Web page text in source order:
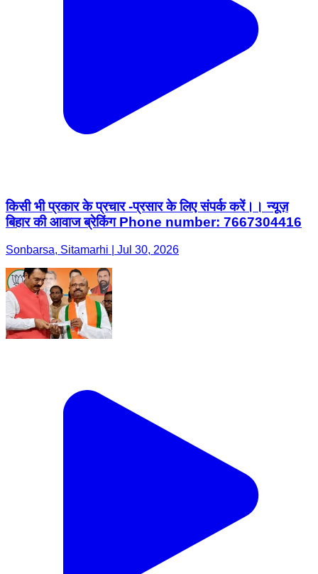
किसी भी प्रकार के प्रचार -प्रसार के लिए संपर्क करें।। न्यूज़
बिहार की आवाज ब्रेकिंग Phone number: 7667304416
Sonbarsa, Sitamarhi | Jul 30, 2026